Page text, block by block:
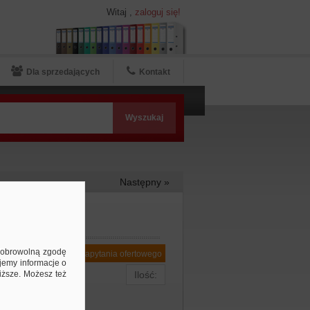
Dla sprzedających Kontakt
Witaj , zaloguj się!
Następny »
Dodaj do zapytania ofertowego
zgodę
informacje o
Możesz też